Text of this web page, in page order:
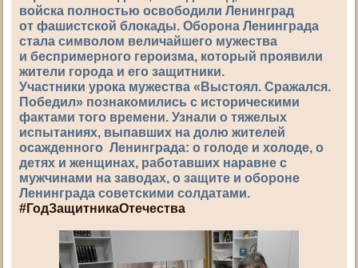
войска полностью освободили Ленинград
от фашистской блокады. Оборона Ленинграда
стала символом величайшего мужества
и беспримерного героизма, который проявили
жители города и его защитники.
Участники урока мужества «Выстоял. Сражался.
Победил» познакомились с историческими
фактами того времени. Узнали о тяжелых
испытаниях, выпавших на долю жителей
осажденного Ленинграда: о голоде и холоде, о
детях и женщинах, работавших наравне с
мужчинами на заводах, о защите и обороне
Ленинграда советскими солдатами.
#ГодЗащитникаОтечества